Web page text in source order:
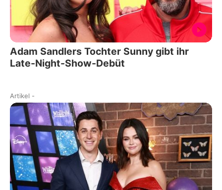
Adam Sandlers Tochter Sunny gibt ihr
Late-Night-Show-Debüt
Artikel -